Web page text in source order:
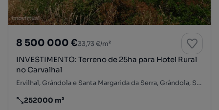
8 500 000 €33,73 €/m²
INVESTIMENTO: Terreno de 25ha para Hotel Rural
no Carvalhal
Ervilhal, Grândola e Santa Margarida da Serra, Grândola, Setúbal
Preço por metro quadrado
252000 m²